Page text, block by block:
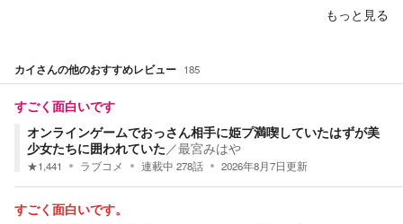
もっと見る
カイさんの他のおすすめレビュー 185
すごく面白いです
オンラインゲームでおっさん相手に姫プ満喫していたはずが美
少女たちに囲われていた ／最宮みはや
★1,441 ラブコメ 連載中 278話 2026年8月7日更新
すごく面白いです。